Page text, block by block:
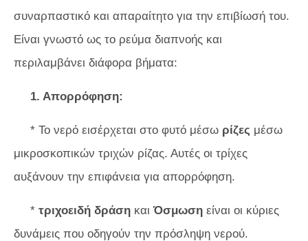
συναρπαστικό και απαραίτητο για την επιβίωσή του.
Είναι γνωστό ως το ρεύμα διαπνοής και
περιλαμβάνει διάφορα βήματα:
1. Απορρόφηση:
* Το νερό εισέρχεται στο φυτό μέσω ρίζες μέσω
μικροσκοπικών τριχών ρίζας. Αυτές οι τρίχες
αυξάνουν την επιφάνεια για απορρόφηση.
* τριχοειδή δράση καιΌσμωση είναι οι κύριες
δυνάμεις που οδηγούν την πρόσληψη νερού.